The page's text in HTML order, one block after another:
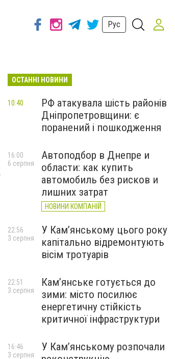
Рус
ОСТАННІ НОВИНИ
РФ атакувала шість районів
Дніпропетровщини: є
поранений і пошкодження
10:40
Автоподбор в Днепре и
области: как купить
автомобиль без рисков и
лишних затрат
НОВИНИ КОМПАНІЙ
16:00
6 серпня
У Кам’янському цього року
капітально відремонтують
вісім тротуарів
22:56
3 серпня
Кам’янське готується до
зими: місто посилює
енергетичну стійкість
критичної інфраструктури
22:51
3 серпня
У Кам’янському розпочали
16:46
3 серпня